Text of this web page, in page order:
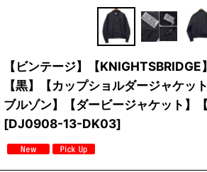
【ビンテージ】【
【黒】【カップショルダージャケッ
ブルゾン】【ダービージャケット】【
[DJ0908-13-DK03]